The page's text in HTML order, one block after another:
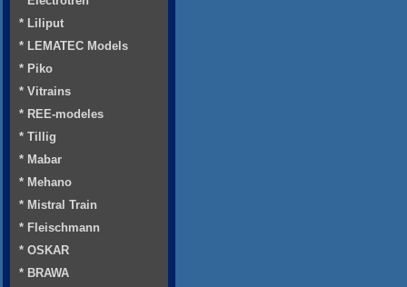
* Liliput
* LEMATEC Models
* Piko
* Vitrains
* REE-modeles
* Tillig
* Mabar
* Mehano
* Mistral Train
* Fleischmann
* OSKAR
* BRAWA